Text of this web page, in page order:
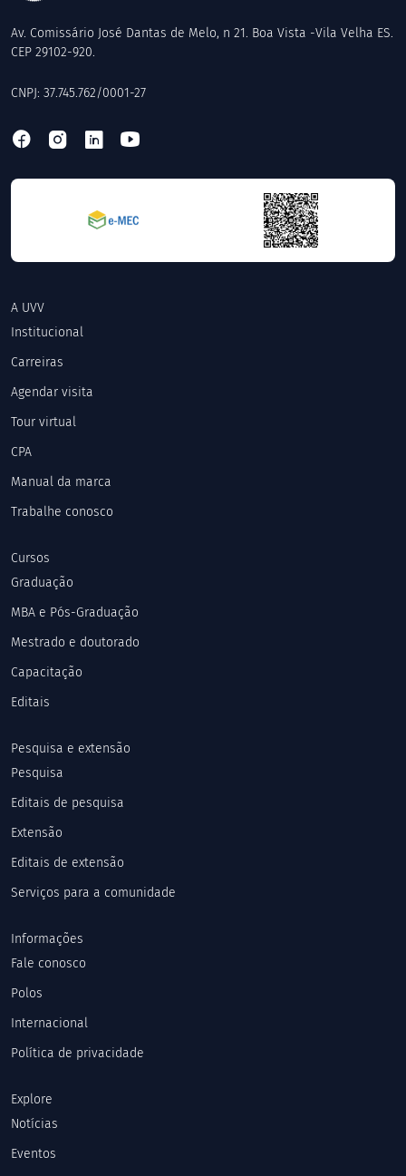
Av. Comissário José Dantas de Melo, n 21. Boa Vista -Vila Velha ES.
CEP 29102-920.
CNPJ: 37.745.762/0001-27
A UVV
Institucional
Carreiras
Agendar visita
Tour virtual
CPA
Manual da marca
Trabalhe conosco
Cursos
Graduação
MBA e Pós-Graduação
Mestrado e doutorado
Capacitação
Editais
Pesquisa e extensão
Pesquisa
Editais de pesquisa
Extensão
Editais de extensão
Serviços para a comunidade
Informações
Fale conosco
Polos
Internacional
Política de privacidade
Explore
Notícias
Eventos